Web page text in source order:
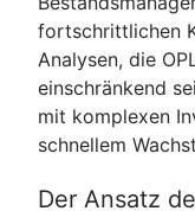
fortschrittlichen
Analysen, die
einschränkend
mit komplexen
schnellem
Der Ansatz